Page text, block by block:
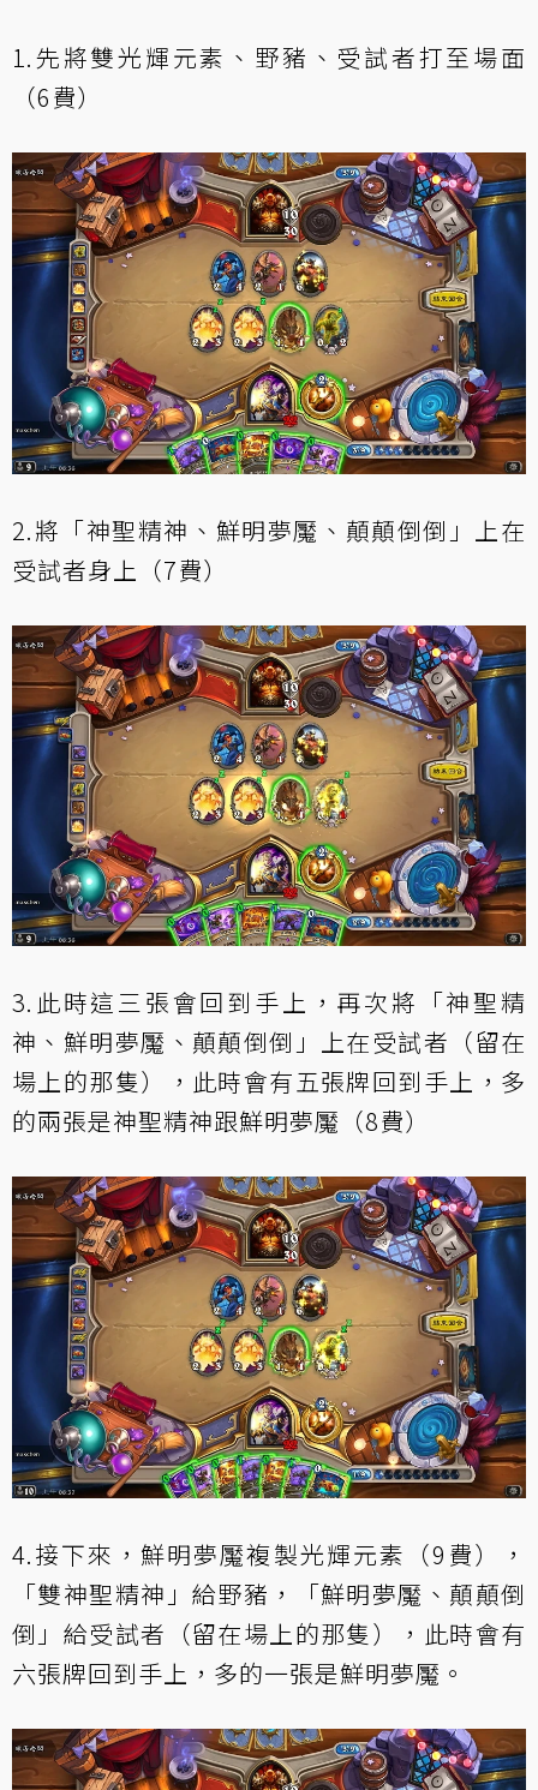
1.先將雙光輝元素、野豬、受試者打至場面
（6費）
2.將「神聖精神、鮮明夢魘、顛顛倒倒」上在
受試者身上（7費）
3.此時這三張會回到手上，再次將「神聖精
神、鮮明夢魘、顛顛倒倒」上在受試者（留在
場上的那隻），此時會有五張牌回到手上，多
的兩張是神聖精神跟鮮明夢魘（8費）
4.接下來，鮮明夢魘複製光輝元素（9費），
「雙神聖精神」給野豬，「鮮明夢魘、顛顛倒
倒」給受試者（留在場上的那隻），此時會有
六張牌回到手上，多的一張是鮮明夢魘。